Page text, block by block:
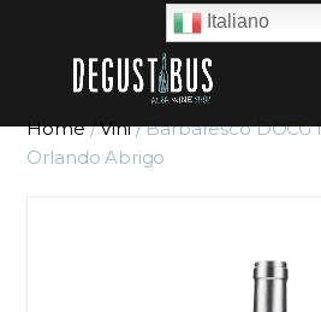
Home/Vini/ Barbaresco DOCG
Orlando Abrigo
Italiano